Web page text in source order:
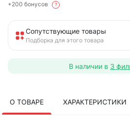
+200 бонусов
?
Сопутствующие товары
Подборка для этого товара
В наличии в 3
О ТОВАРЕ ХАРАКТЕРИСТИКИ